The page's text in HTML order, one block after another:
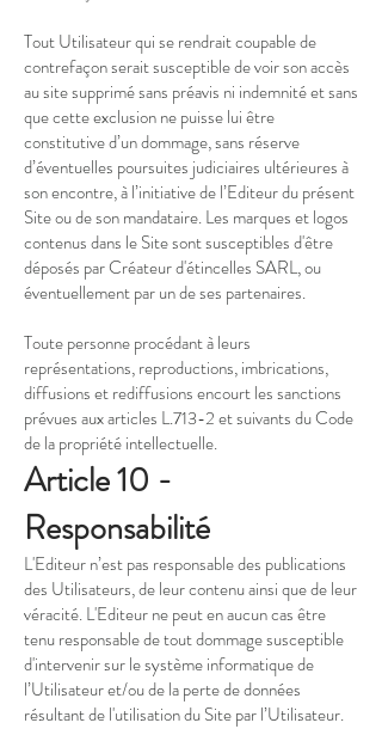
Tout Utilisateur qui se rendrait coupable de
contrefaçon serait susceptible de voir son accès
au site supprimé sans préavis ni indemnité et sans
que cette exclusion ne puisse lui être
constitutive d’un dommage, sans réserve
d’éventuelles poursuites judiciaires ultérieures à
son encontre, à l’initiative de l’Editeur du présent
Site ou de son mandataire. Les marques et logos
contenus dans le Site sont susceptibles d'être
déposés par Créateur d'étincelles SARL, ou
éventuellement par un de ses partenaires.
Toute personne procédant à leurs
représentations, reproductions, imbrications,
diffusions et rediffusions encourt les sanctions
prévues aux articles L.713-2 et suivants du Code
de la propriété intellectuelle.
Article 10 -
Responsabilité
L'Editeur n’est pas responsable des publications
des Utilisateurs, de leur contenu ainsi que de leur
véracité. L'Editeur ne peut en aucun cas être
tenu responsable de tout dommage susceptible
d'intervenir sur le système informatique de
l’Utilisateur et/ou de la perte de données
résultant de l'utilisation du Site par l’Utilisateur.